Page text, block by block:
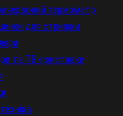
термометр
для стрижки
та ТВ-приставки